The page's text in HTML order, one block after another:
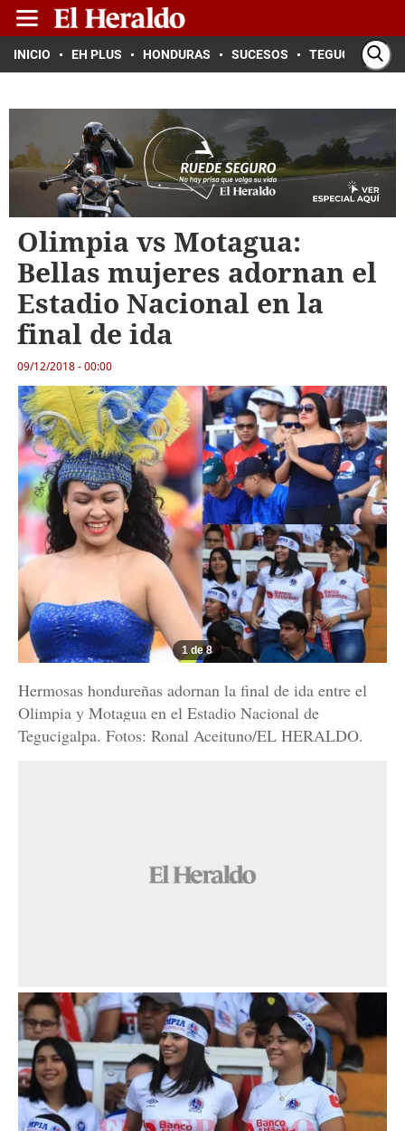
INICIO EH PLUS HONDURAS SUCESOS TEGUCIGALPA
Olimpia vs Motagua:
Bellas mujeres adornan el
Estadio Nacional en la
final de ida
09/12/2018 - 00:00
1 de 8
Hermosas hondureñas adornan la final de ida entre el
Olimpia y Motagua en el Estadio Nacional de
Tegucigalpa. Fotos: Ronal Aceituno/EL HERALDO.